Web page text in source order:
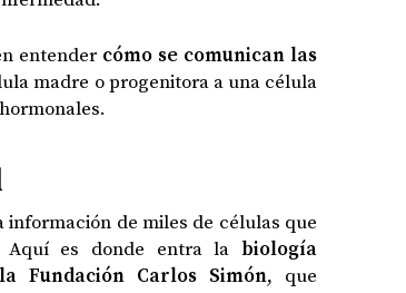
entender cómo se comunican las
madre o progenitora a una célula
información de miles de células que
Aquí es donde entra la biología
Fundación Carlos Simón, que